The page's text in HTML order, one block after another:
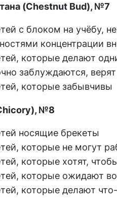
(Chestnut Bud), №7
с блоком на учёбу,
концентрации
которые делают
заблуждаются,
которые забывчивы
№8
носящие брекеты
которые не могут
которые хотят,
которые ожидают
которые делают